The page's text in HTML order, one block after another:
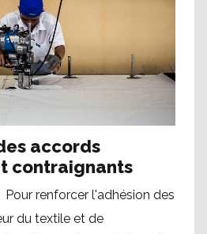
accords
contraignants
Pour renforcer l'adhésion des
du textile et de